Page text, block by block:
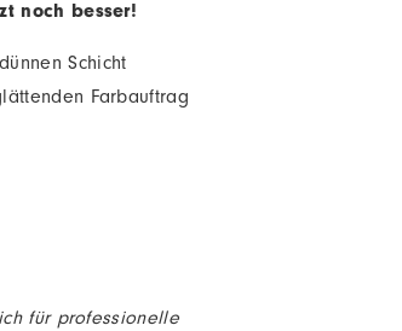
noch besser!
Schicht
Farbauftrag
für professionelle